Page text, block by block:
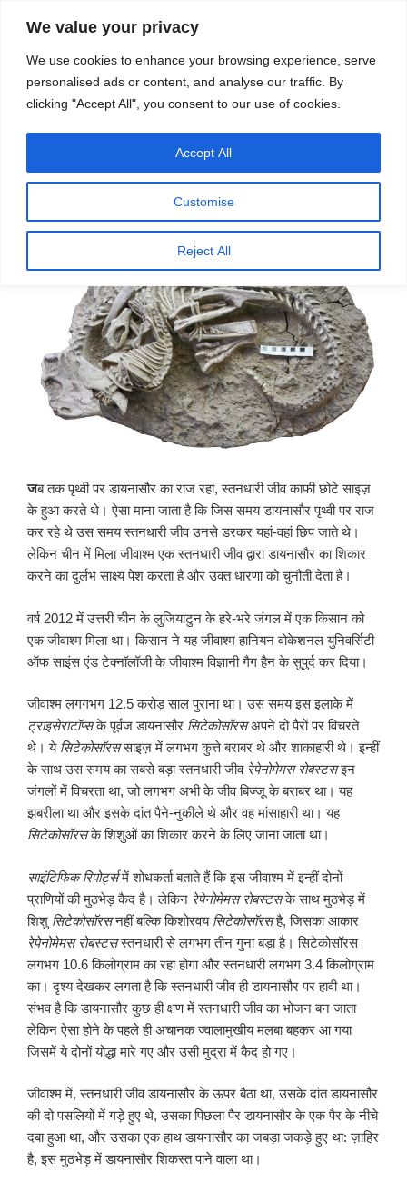
We value your privacy
We use cookies to enhance your browsing experience, serve
personalised ads or content, and analyse our traffic. By
clicking "Accept All", you consent to our use of cookies.
Customise
Reject All
Accept All
स्रोत
मेनू
प्रकाशित
डायनासौर भी मात खाते थे
जब तक पृथ्वी पर डायनासौर का राज रहा, स्तनधारी जीव काफी छोटे साइज़
के हुआ करते थे। ऐसा माना जाता है कि जिस समय डायनासौर पृथ्वी पर राज
कर रहे थे उस समय स्तनधारी जीव उनसे डरकर यहां-वहां छिप जाते थे।
लेकिन चीन में मिला जीवाश्म एक स्तनधारी जीव द्वारा डायनासौर का शिकार
करने का दुर्लभ साक्ष्य पेश करता है और उक्त धारणा को चुनौती देता है।
वर्ष 2012 में उत्तरी चीन के लुजियाटुन के हरे-भरे जंगल में एक किसान को
एक जीवाश्म मिला था। किसान ने यह जीवाश्म हानियन वोकेशनल युनिवर्सिटी
ऑफ साइंस एंड टेक्नॉलॉजी के जीवाश्म विज्ञानी गैग हैन के सुपुर्द कर दिया।
जीवाश्म लगगभग 12.5 करोड़ साल पुराना था। उस समय इस इलाके में
ट्राइसेराटॉप्सके पूर्वज डायनासौर सिटेकोसॉरसअपने दो पैरों पर विचरते
थे। ये सिटेकोसॉरससाइज़ में लगभग कुत्ते बराबर थे और शाकाहारी थे। इन्हीं
के साथ उस समय का सबसे बड़ा स्तनधारी जीव रेपेनोमेमस रोबस्टसइन
जंगलों में विचरता था, जो लगभग अभी के जीव बिज्जू के बराबर था। यह
झबरीला था और इसके दांत पैने-नुकीले थे और वह मांसाहारी था। यह
सिटेकोसॉरसके शिशुओं का शिकार करने के लिए जाना जाता था।
साइंटिफिक रिपोर्ट्समें शोधकर्ता बताते हैं कि इस जीवाश्म में इन्हीं दोनों
प्राणियों की मुठभेड़ कैद है। लेकिन रेपेनोमेमस रोबस्टसके साथ मुठभेड़ में
शिशु सिटेकोसॉरसनहीं बल्कि किशोरवय सिटेकोसॉरसहै, जिसका आकार
रेपेनोमेमस रोबस्टसस्तनधारी से लगभग तीन गुना बड़ा है। सिटेकोसॉरस
लगभग 10.6 किलोग्राम का रहा होगा और स्तनधारी लगभग 3.4 किलोग्राम
का। दृश्य देखकर लगता है कि स्तनधारी जीव ही डायनासौर पर हावी था।
संभव है कि डायनासौर कुछ ही क्षण में स्तनधारी जीव का भोजन बन जाता
लेकिन ऐसा होने के पहले ही अचानक ज्वालामुखीय मलबा बहकर आ गया
जिसमें ये दोनों योद्धा मारे गए और उसी मुद्रा में कैद हो गए।
जीवाश्म में, स्तनधारी जीव डायनासौर के ऊपर बैठा था, उसके दांत डायनासौर
की दो पसलियों में गड़े हुए थे, उसका पिछला पैर डायनासौर के एक पैर के नीचे
दबा हुआ था, और उसका एक हाथ डायनासौर का जबड़ा जकड़े हुए था: ज़ाहिर
है, इस मुठभेड़ में डायनासौर शिकस्त पाने वाला था।